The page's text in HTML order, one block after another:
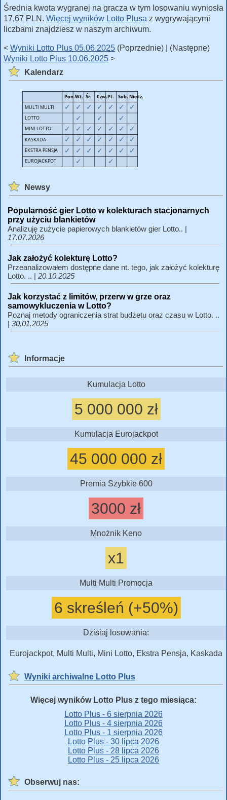
Średnia kwota wygranej na gracza w tym losowaniu wyniosła
17,67 PLN. Więcej wyników Lotto Plusa z wygrywającymi
liczbami znajdziesz w naszym archiwum.
< Wyniki Lotto Plus 05.06.2025 (Poprzednie) | (Następne)
Wyniki Lotto Plus 10.06.2025 >
Kalendarz
Newsy
Popularność gier Lotto w kolekturach stacjonarnych
przy użyciu blankietów
Analizuję zużycie papierowych blankietów gier Lotto.. |
17.07.2026
Jak założyć kolekturę Lotto?
Przeanalizowałem dostępne dane nt. tego, jak założyć kolekturę
Lotto. .. | 20.10.2025
Jak korzystać z limitów, przerw w grze oraz
samowykluczenia w Lotto?
Poznaj metody ograniczenia strat budżetu oraz czasu w Lotto. ..
| 30.01.2025
Informacje
Kumulacja Lotto
5 000 000 zł
Kumulacja Eurojackpot
45 000 000 zł
Premia Szybkie 600
3000 zł
Mnożnik Keno
x1
Multi Multi Promocja
6 skreśleń (+50%)
Dzisiaj losowania:
Eurojackpot, Multi Multi, Mini Lotto, Ekstra Pensja, Kaskada
Wyniki archiwalne Lotto Plus
Więcej wyników Lotto Plus z tego miesiąca:
Lotto Plus - 6 sierpnia 2026
Lotto Plus - 4 sierpnia 2026
Lotto Plus - 1 sierpnia 2026
Lotto Plus - 30 lipca 2026
Lotto Plus - 28 lipca 2026
Lotto Plus - 25 lipca 2026
Obserwuj nas: